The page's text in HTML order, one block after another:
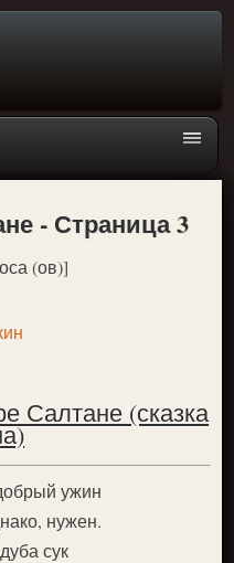
- Страница 3
(ов)]
Салтане (сказка
ужин
нужен.
сук